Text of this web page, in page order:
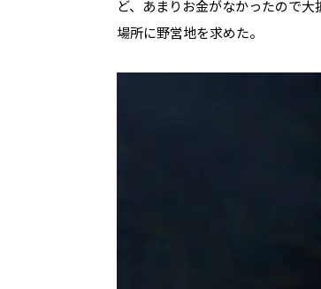
ど、あまりお金がなかったので
場所に野営地を求めた。